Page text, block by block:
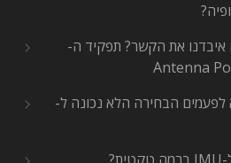
את הקשר? תפקיד ה-
לפעמים הבחירה הלא נכונה ל-